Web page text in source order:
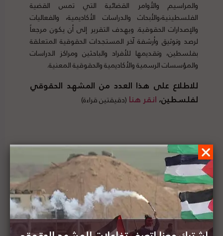
والمراسيم والأوامر القضائية التي تمس القضية
الفلسطينية،والأبحاث والدراسات الأكاديمية، والفعاليات
والإصدارات الحقوقية. ويهدف التقرير إلى أن يكون مرجعاً
لرصد وتوثيق وأرشفة آخر المستجدات الحقوقية المتعلقة
بفلسطين، وتقديمها للأفراد والباحثين ومراكز الدراسات
والمؤسسات الرسمية والأكاديمية والحقوقية المعنية.
للاطلاع على هذا العدد من المشهد الحقوقي
لفلسطين، انقر هنا (دقيقتين قراءة)
العفو الدولية تبارك نشر قائمة الشركات العاملة في
المستوطنات الإسرائيلية